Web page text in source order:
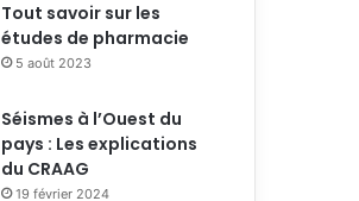
Tout savoir sur les
études de pharmacie
5 août 2023
Séismes à l’Ouest du
pays : Les explications
du CRAAG
19 février 2024